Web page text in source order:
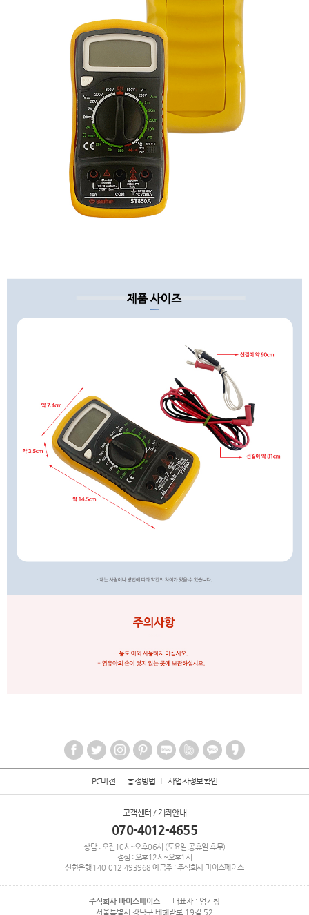
PC버전 흥정방법 사업자정보확인
고객센터 / 계좌안내
070-4012-4655
상담 : 오전10시~오후06시 (토요일,공휴일 휴무)
점심 : 오후12시~오후1시
신한은행140-012-493968 예금주 : 주식회사 마이스페이스
주식회사 마이스페이스
대표자 : 엄기창
서울특별시 강남구 테헤란로 19길 52